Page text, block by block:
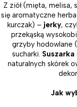
Z ziół (mięta, melisa,
się aromatyczne
kurczak) – jerky,
przekąską
grzyby hodowlane
sucharki. Suszarka
naturalnych skórek
Jak